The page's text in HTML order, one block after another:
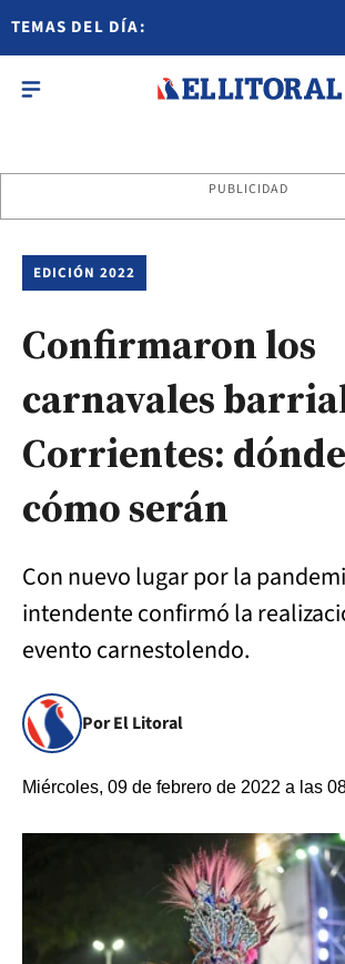
TEMAS DEL DÍA:
PUBLICIDAD
EDICIÓN 2022
Confirmaron los
carnavales
Corrientes:
cómo serán
Con nuevo lugar por la
intendente confirmó la
evento carnestolendo.
Por El Litoral
Miércoles, 09 de febrero de 2022 a las